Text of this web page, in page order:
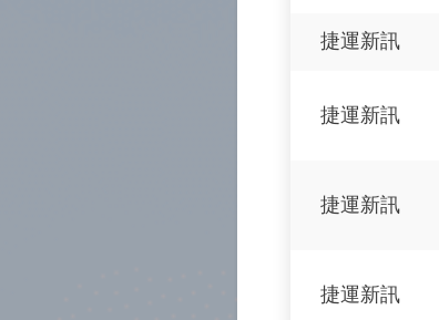
捷運新訊
捷運新訊
捷運新訊
捷運新訊